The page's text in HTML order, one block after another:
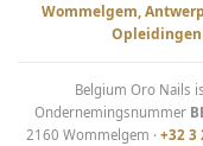
Wommelgem,
Belgium Oro Nails
Ondernemingsnummer
2160 Wommelgem · +32 3